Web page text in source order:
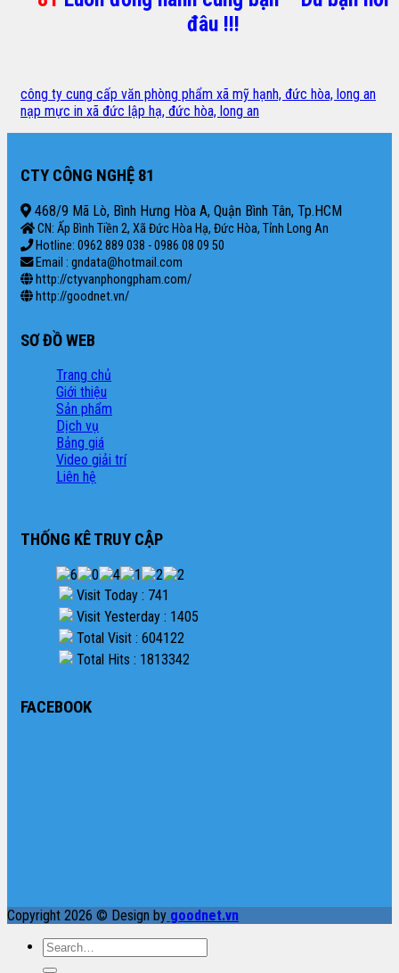
đâu !!!
công ty cung cấp văn phòng phẩm xã mỹ hạnh, đức hòa, long an
nạp mực in xã đức lập hạ, đức hòa, long an
CTY CÔNG NGHỆ 81
468/9 Mã Lò, Bình Hưng Hòa A, Quận Bình Tân, Tp.HCM
CN: Ấp Bình Tiền 2, Xã Đức Hòa Hạ, Đức Hòa, Tỉnh Long An
Hotline: 0962 889 038 - 0986 08 09 50
Email : gndata@hotmail.com
http://ctyvanphongpham.com/
http://goodnet.vn/
SƠ ĐỒ WEB
Trang chủ
Giới thiệu
Sản phẩm
Dịch vụ
Bảng giá
Video giải trí
Liên hệ
THỐNG KÊ TRUY CẬP
Visit Today : 741
Visit Yesterday : 1405
Total Visit : 604122
Total Hits : 1813342
FACEBOOK
Copyright 2026 © Design by goodnet.vn
Search